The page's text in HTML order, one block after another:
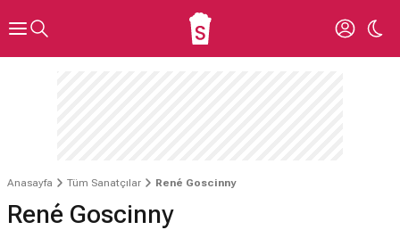
Anasayfa Tüm Sanatçılar René Goscinny
René Goscinny